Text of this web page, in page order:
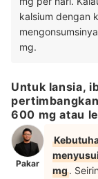
kalsium dengan
mg.
Untuk lansia,
600 mg atau
Pakar
mg.